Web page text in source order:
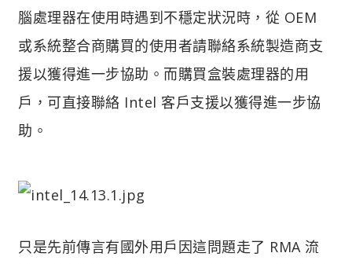
腦處理器在使用時遇到不穩定狀況時，從 OEM
或系統整合商購買的使用者請聯絡系統製造商支
援以獲得進一步協助。而購買盒裝處理器的用
戶，可直接聯絡 Intel 客戶支援以獲得進一步協
助。
只是先前傳言有國外用戶因這問題走了 RMA 流